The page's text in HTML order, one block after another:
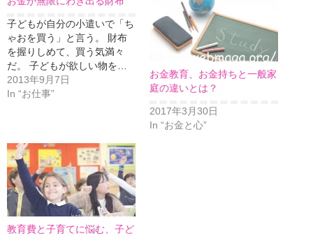
子どもが自分の小遣いで「ち
ゃおを買う」と言う。 財布
を握りしめて、買う気満々
だ。 子どもが欲しい物を…
2013年9月7日
In “お仕事”
お金教育、お金持ちと一般家
庭の違いとは？
2017年3月30日
In “お金と心”
教育費と子育てに悩む、子ど